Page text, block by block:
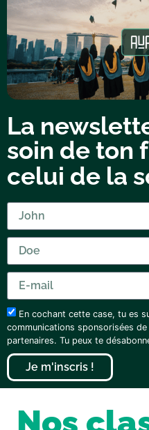
La
soin de ton
celui de la
En cochant cette case, tu es
communications sponsorisées
partenaires. Tu peux te
Je m'inscris !
Nos